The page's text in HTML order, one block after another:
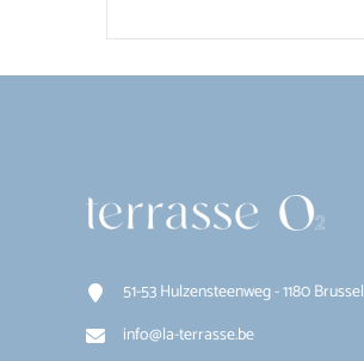
51-53 Hulzensteenweg - 1180 Brussel
info@la-terrasse.be